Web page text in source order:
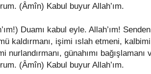
(Âmîn) Kabul buyur Allah’ım.
Duamı kabul eyle. Allah’ım!
kaldırmanı, işimi ıslah etmeni,
nurlandırmanı, günahımı
(Âmîn) Kabul buyur Allah’ım.